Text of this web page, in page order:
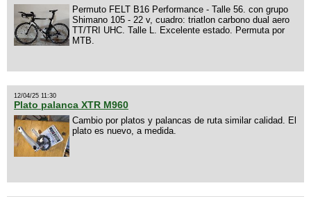
Permuto FELT B16 Performance - Talle 56. con grupo
Shimano 105 - 22 v, cuadro: triatlon carbono dual aero
TT/TRI UHC. Talle L. Excelente estado. Permuta por
MTB.
12/04/25 11:30
Plato palanca XTR M960
Cambio por platos y palancas de ruta similar calidad. El
plato es nuevo, a medida.